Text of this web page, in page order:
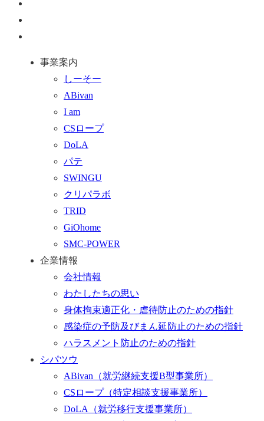
事業案内
しーそー
ABivan
I am
CSロープ
DoLA
パテ
SWINGU
クリパラボ
TRID
GiOhome
SMC-POWER
企業情報
会社情報
わたしたちの思い
身体拘束適正化・虐待防止のための指針
感染症の予防及びまん延防止のための指針
ハラスメント防止のための指針
シパツウ
ABivan （就労継続支援B型事業所）
CSロープ （特定相談支援事業所）
DoLA （就労移行支援事業所）